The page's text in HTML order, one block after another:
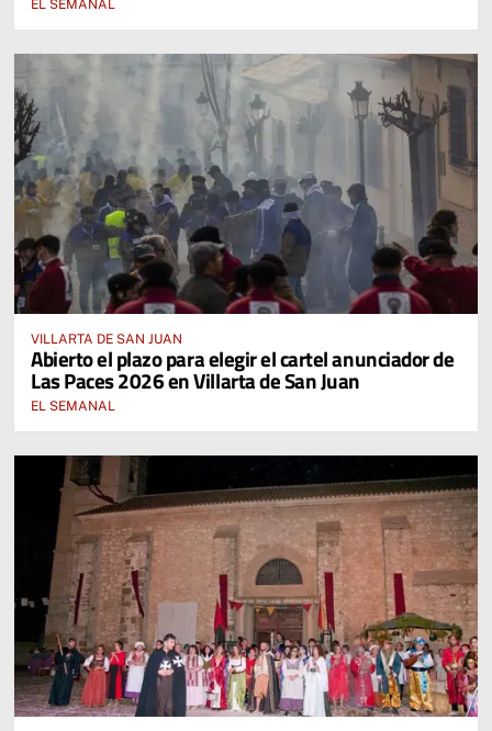
EL SEMANAL
VILLARTA DE SAN JUAN
Abierto el plazo para elegir el cartel anunciador de
Las Paces 2026 en Villarta de San Juan
EL SEMANAL